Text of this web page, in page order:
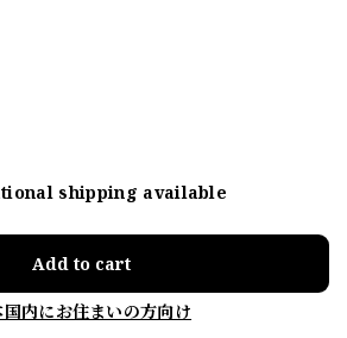
shipping available
Add to cart
国内にお住まいの方向け